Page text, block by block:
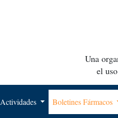
Una
el
Actividades Boletines Fármacos